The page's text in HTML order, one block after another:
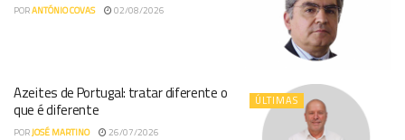
PORANTÓNIO COVAS 02/08/2026
ÚLTIMAS
Azeites de Portugal: tratar diferente o
que é diferente
PORJOSÉ MARTINO 26/07/2026